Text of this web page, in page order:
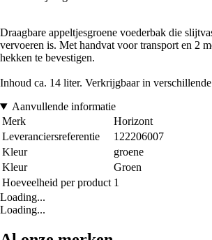
Draagbare appeltjesgroene voederbak die
vervoeren is. Met handvat voor transport en 2
hekken te bevestigen.
Inhoud ca. 14 liter. Verkrijgbaar in
Aanvullende informatie
Merk
Horizont
Leveranciersreferentie
122206007
Kleur
groene
Kleur
Groen
Hoeveelheid per product 1
Loading...
Loading...